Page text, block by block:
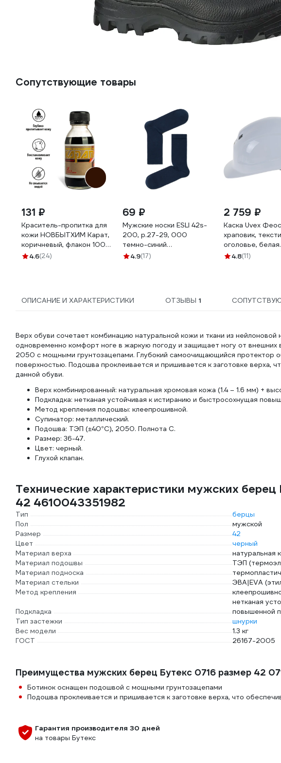
Сопутствующие товары
131 ₽
Краситель-пропитка для
кожи НОВБЫТХИМ Карат,
коричневый, флакон 100
мл 1227
4.6(24)
69 ₽
Мужские носки ESLI 42s-
200, р.27-29, 000
темно-синий
1001331520040480000
4.9(17)
2 759 ₽
Каска Uvex
храповик,
оголовье, белая
9772030
4.8(11)
ОПИСАНИЕ И ХАРАКТЕРИСТИКИ ОТЗЫВЫ 1
Верх обуви сочетает комбинацию натуральной кожи и ткани из
одновременно комфорт ноге в жаркую погоду и защищает ногу от внешних
2050 с мощными грунтозацепами. Глубокий самоочищающийся протектор
поверхностью. Подошва проклеивается и пришивается к заготовке верха,
данной обуви.
Верх комбинированный: натуральная хромовая кожа (1.4 – 1.6 мм) +
Подкладка: нетканая устойчивая к истиранию и быстросохнущая
Метод крепления подошвы: клеепрошивной.
Супинатор: металлический.
Подошва: ТЭП (±40°С), 2050. Полнота С.
Размер: 36-47.
Цвет: черный.
Глухой клапан.
Технические характеристики мужских
42 4610043351982
Тип
берцы
Пол
мужской
Размер
42
Цвет
черный
Материал верха
натуральная
Материал подошвы
ТЭП
Материал подноска
Материал стельки
ЭВА|EVA
Метод крепления
Подкладка
нетканая
повышенной
Тип застежки
шнурки
Вес модели
1.3 кг
ГОСТ
26167-2005
Преимущества мужских берец Бутекс 0716 размер 42
Ботинок оснащен подошвой с мощными грунтозацепами
Подошва проклеивается и пришивается к заготовке верха, что
Гарантия производителя 30 дней
на товары Бутекс